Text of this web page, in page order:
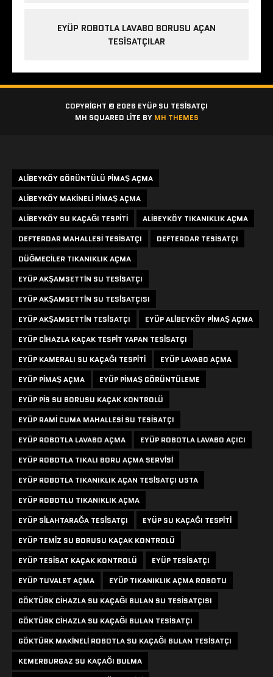
EYÜP ROBOTLA LAVABO BORUSU AÇAN
TESISATÇILAR
COPYRIGHT © 2026 EYÜP SU TESISATÇI
MH SQUARED LITE BY MH THEMES
ALIBEYKÖY GÖRÜNTÜLÜ PIMAŞ AÇMA
ALIBEYKÖY MAKINELI PIMAŞ AÇMA
ALIBEYKÖY SU KAÇAĞI TESPITI
ALIBEYKÖY TIKANIKLIK AÇMA
DEFTERDAR MAHALLESI TESISATÇI
DEFTERDAR TESISATÇI
DÜĞMECILER TIKANIKLIK AÇMA
EYÜP AKŞAMSETTIN SU TESISATÇI
EYÜP AKŞAMSETTIN SU TESISATÇISI
EYÜP AKŞAMSETTIN TESISATÇI
EYÜP ALIBEYKÖY PIMAŞ AÇMA
EYÜP CIHAZLA KAÇAK TESPIT YAPAN TESISATÇI
EYÜP KAMERALI SU KAÇAĞI TESPITI
EYÜP LAVABO AÇMA
EYÜP PIMAŞ AÇMA
EYÜP PIMAŞ GÖRÜNTÜLEME
EYÜP PIS SU BORUSU KAÇAK KONTROLÜ
EYÜP RAMI CUMA MAHALLESI SU TESISATÇI
EYÜP ROBOTLA LAVABO AÇMA
EYÜP ROBOTLA LAVABO AÇICI
EYÜP ROBOTLA TIKALI BORU AÇMA SERVISI
EYÜP ROBOTLA TIKANIKLIK AÇAN TESISATÇI USTA
EYÜP ROBOTLU TIKANIKLIK AÇMA
EYÜP SILAHTARAĞA TESISATÇI
EYÜP SU KAÇAĞI TESPITI
EYÜP TEMIZ SU BORUSU KAÇAK KONTROLÜ
EYÜP TESISAT KAÇAK KONTROLÜ
EYÜP TESISATÇI
EYÜP TUVALET AÇMA
EYÜP TIKANIKLIK AÇMA ROBOTU
GÖKTÜRK CIHAZLA SU KAÇAĞI BULAN SU TESISATÇISI
GÖKTÜRK CIHAZLA SU KAÇAĞI BULAN TESISATÇI
GÖKTÜRK MAKINELI ROBOTLA SU KAÇAĞI BULAN TESISATÇI
KEMERBURGAZ SU KAÇAĞI BULMA